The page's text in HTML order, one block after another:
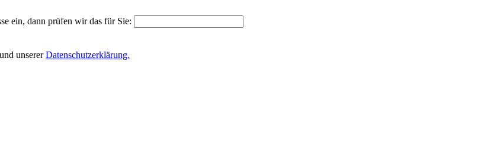
ein, dann prüfen wir das für Sie:
unsererDatenschutzerklärung.